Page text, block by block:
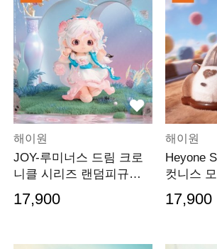
해이원
JOY-루미너스 드림 크로
니클 시리즈 랜덤피규어
17,900
해이원
Heyone
컷니스
17,900